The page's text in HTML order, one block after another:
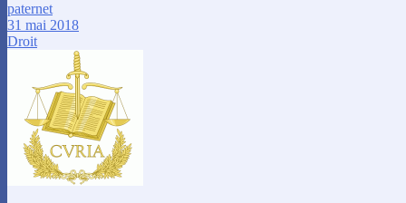
paternet
31 mai 2018
Droit